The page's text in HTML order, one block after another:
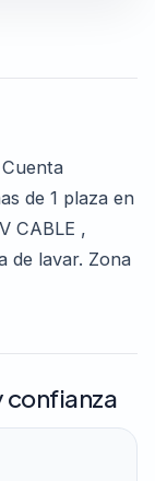
de 1 plaza en
CABLE ,
de lavar. Zona